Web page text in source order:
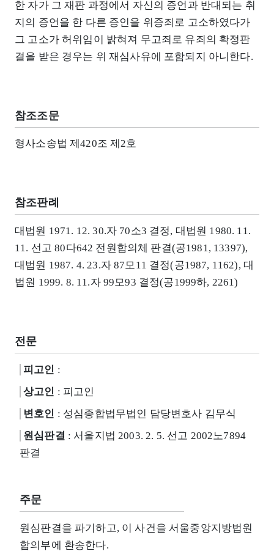
한 자가 그 재판 과정에서 자신의 증언과 반대되는 취
지의 증언을 한 다른 증인을 위증죄로 고소하였다가
그 고소가 허위임이 밝혀져 무고죄로 유죄의 확정판
결을 받은 경우는 위 재심사유에 포함되지 아니한다.
참조조문
형사소송법 제420조 제2호
참조판례
대법원 1971. 12. 30.자 70소3 결정, 대법원 1980. 11.
11. 선고 80다642 전원합의체 판결(공1981, 13397),
대법원 1987. 4. 23.자 87모11 결정(공1987, 1162), 대
법원 1999. 8. 11.자 99모93 결정(공1999하, 2261)
전문
피고인 :
상고인 : 피고인
변호인 : 성심종합법무법인 담당변호사 김무식
원심판결 : 서울지법 2003. 2. 5. 선고 2002노7894
판결
주문
원심판결을 파기하고, 이 사건을 서울중앙지방법원
합의부에 환송한다.